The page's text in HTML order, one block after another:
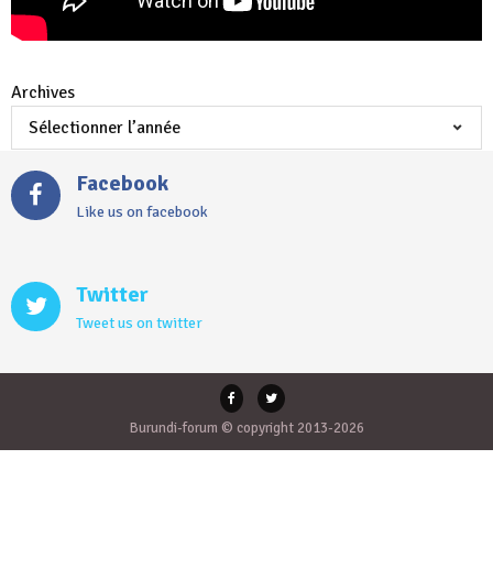
Archives
Facebook
Like us on facebook
Twitter
Tweet us on twitter
Burundi-forum © copyright 2013-2026